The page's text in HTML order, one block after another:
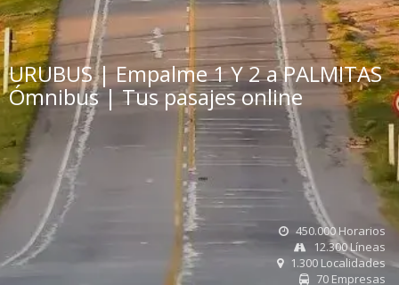
URUBUS | Empalme 1 Y 2 a PALMITAS
Ómnibus | Tus pasajes online
450.000 Horarios
12.300 Líneas
1.300 Localidades
70 Empresas